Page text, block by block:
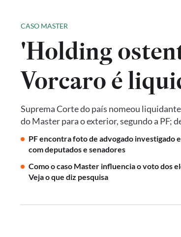
CASO MASTER
'Holding
Vorcaro é
Suprema Corte do país nomeou
do Master para o exterior, segundo a PF;
PF encontra foto de advogado investigado
com deputados e senadores
Como o caso Master influencia o voto dos
Veja o que diz pesquisa